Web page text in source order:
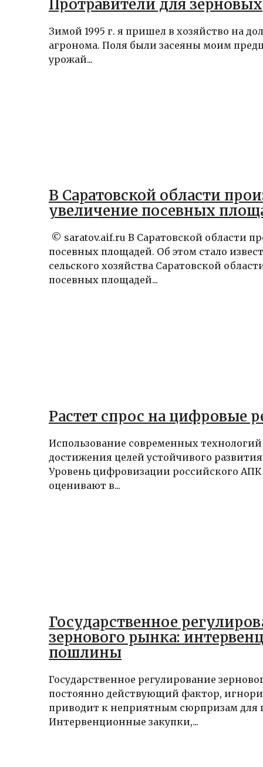
Протравители для зерновых
Зимой 1995 г. я пришел в хозяйство на
агронома. Поля были засеяны моим
урожай...
В Саратовской области
увеличение посевных
© saratov.aif.ru В Саратовской области
посевных площадей. Об этом стало
сельского хозяйства Саратовской
посевных площадей...
Растет спрос на цифровые
Использование современных технологий
достижения целей устойчивого
Уровень цифровизации российского
оценивают в...
Государственное
зернового рынка:
пошлины
Государственное регулирование
постоянно действующий фактор,
приводит к неприятным сюрпризам для
Интервенционные закупки,...